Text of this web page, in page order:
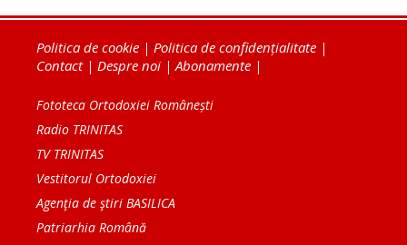
Politica de cookie | Politica de confidențialitate |
Contact| Despre noi | Abonamente |
Fototeca Ortodoxiei Românești
Radio TRINITAS
TV TRINITAS
Vestitorul Ortodoxiei
Agenţia de ştiri BASILICA
Patriarhia Română